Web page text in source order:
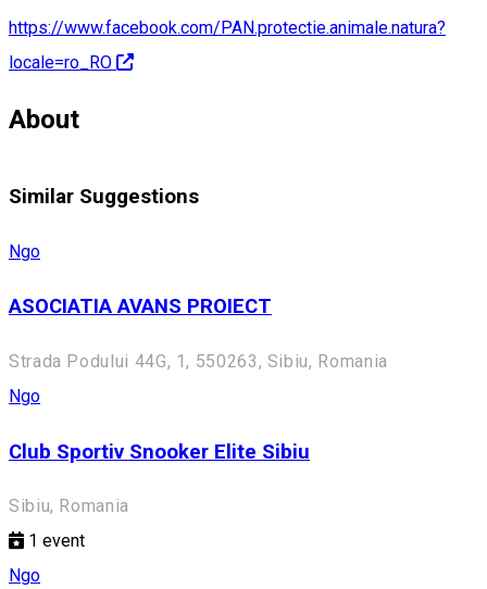
https://www.facebook.com/PAN.protectie.animale.natura?
locale=ro_RO
About
Similar Suggestions
Ngo
ASOCIATIA AVANS PROIECT
Strada Podului 44G, 1, 550263, Sibiu, Romania
Ngo
Club Sportiv Snooker Elite Sibiu
Sibiu, Romania
1 event
Ngo